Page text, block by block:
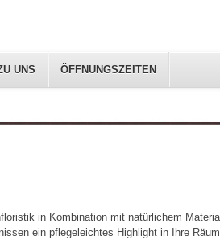
UNS ÖFFNUNGSZEITEN
in Kombination mit natürlichem
ein pflegeleichtes Highlight in Ihre